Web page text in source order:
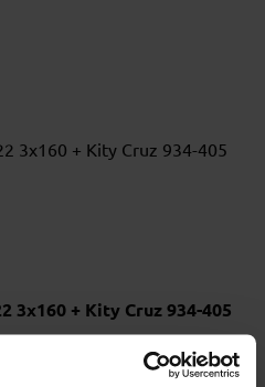
3x160 + Kity Cruz 934-405
to wzmocniony bagażnik ze
belkami. Posiada